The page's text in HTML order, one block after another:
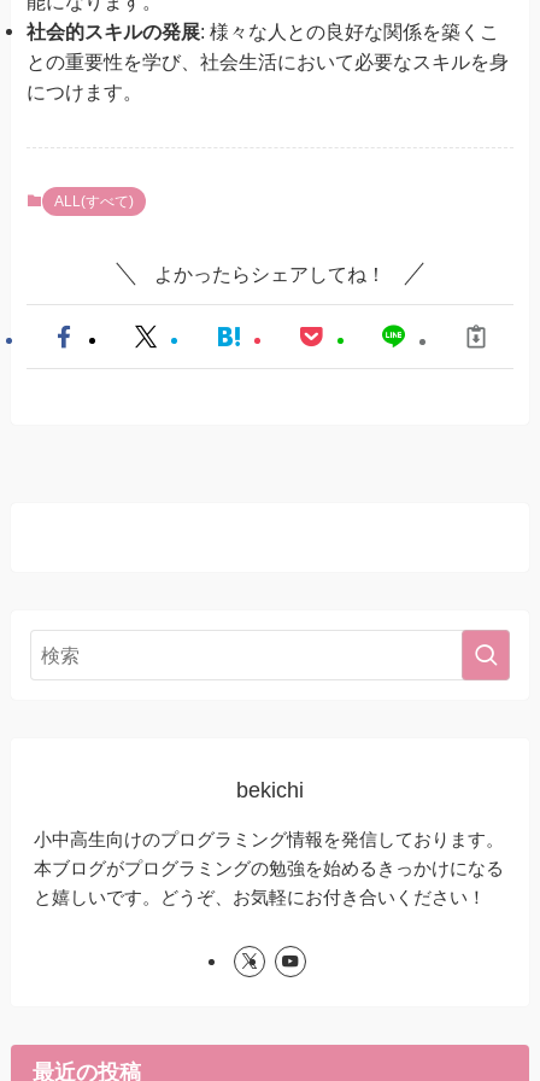
社会的スキルの発展: 様々な人との良好な関係を築くこ
との重要性を学び、社会生活において必要なスキルを身
につけます。
ALL(すべて)
よかったらシェアしてね！
bekichi
小中高生向けのプログラミング情報を発信しております。
本ブログがプログラミングの勉強を始めるきっかけになる
と嬉しいです。どうぞ、お気軽にお付き合いください！
最近の投稿